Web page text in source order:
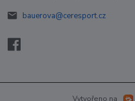
bauerova@ceresport.cz
Vytvořeno na